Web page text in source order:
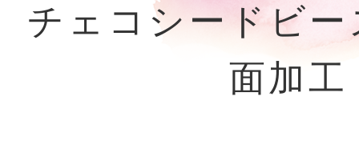
チェコシードビ
面加工